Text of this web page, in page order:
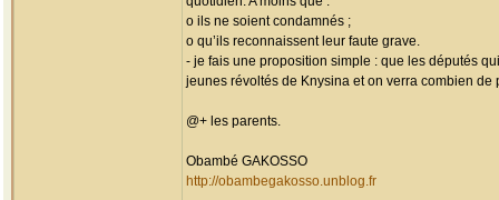
o ils ne soient condamnés ;
o qu’ils reconnaissent leur faute grave.
- je fais une proposition simple : que les députés
jeunes révoltés de Knysina et on verra combien
@+ les parents.
Obambé GAKOSSO
http://obambegakosso.unblog.fr